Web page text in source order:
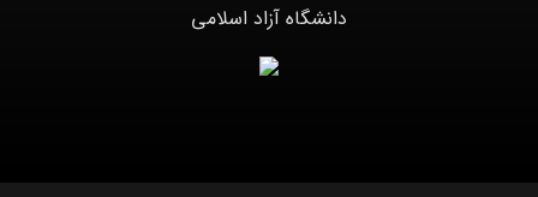
دانشگاه آزاد اسلامی